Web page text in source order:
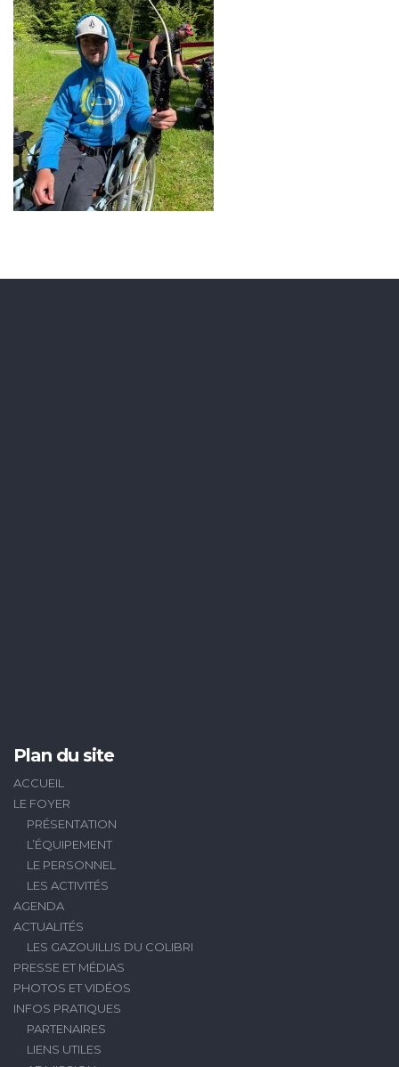
Plan du site
ACCUEIL
LE FOYER
PRÉSENTATION
L’ÉQUIPEMENT
LE PERSONNEL
LES ACTIVITÉS
AGENDA
ACTUALITÉS
LES GAZOUILLIS DU COLIBRI
PRESSE ET MÉDIAS
PHOTOS ET VIDÉOS
INFOS PRATIQUES
PARTENAIRES
LIENS UTILES